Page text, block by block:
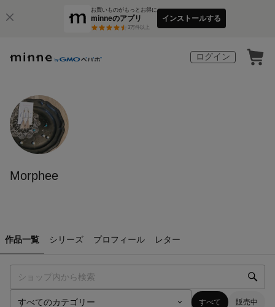
お買いものがもっとお得に
minneのアプリ
3万件以上
インストールする
ログイン
Morphee
作品一覧 シリーズ プロフィール レター
すべて 販売中